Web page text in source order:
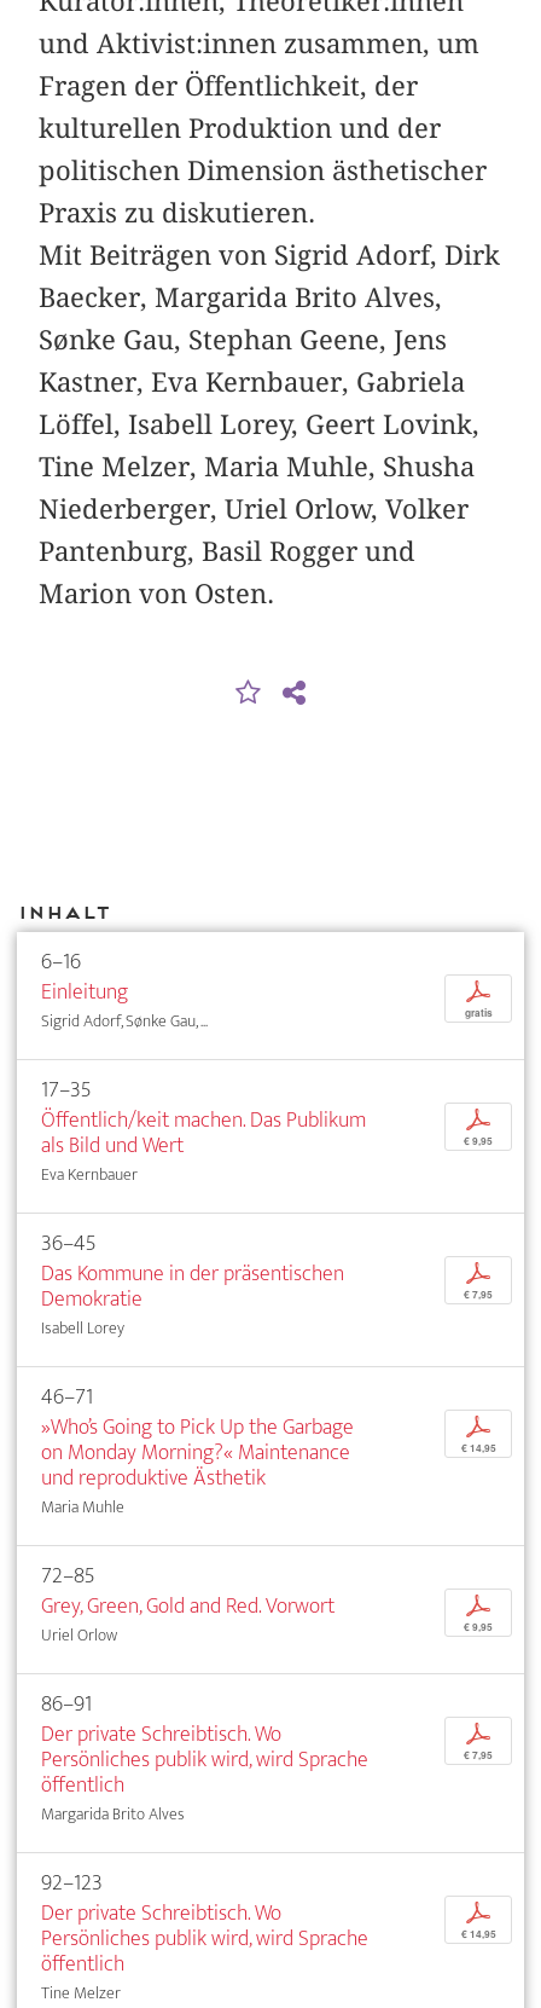
und Aktivist:innen zusammen, um
Fragen der Öffentlichkeit, der
kulturellen Produktion und der
politischen Dimension ästhetischer
Praxis zu diskutieren.
Mit Beiträgen von Sigrid Adorf, Dirk
Baecker, Margarida Brito Alves,
Sønke Gau, Stephan Geene, Jens
Kastner, Eva Kernbauer, Gabriela
Löffel, Isabell Lorey, Geert Lovink,
Tine Melzer, Maria Muhle, Shusha
Niederberger, Uriel Orlow, Volker
Pantenburg, Basil Rogger und
Marion von Osten.
Inhalt
6–16
Einleitung
Sigrid Adorf, Sønke Gau, ...
p
gratis
17–35
Öffentlich/keit machen. Das Publikum
als Bild und Wert
Eva Kernbauer
p
€ 9,95
36–45
Das Kommune in der präsentischen
Demokratie
Isabell Lorey
p
€ 7,95
46–71
»Who’s Going to Pick Up the Garbage
on Monday Morning?« Maintenance
und reproduktive Ästhetik
Maria Muhle
p
€ 14,95
72–85
Grey, Green, Gold and Red. Vorwort
Uriel Orlow
p
€ 9,95
86–91
Der private Schreibtisch. Wo
Persönliches publik wird, wird Sprache
öffentlich
Margarida Brito Alves
p
€ 7,95
92–123
Der private Schreibtisch. Wo
Persönliches publik wird, wird Sprache
öffentlich
Tine Melzer
p
€ 14,95